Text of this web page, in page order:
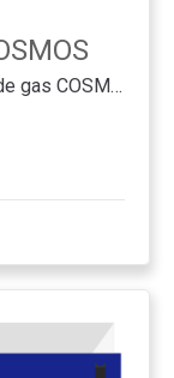
Suministro de aire para el generador de gas COSMOS